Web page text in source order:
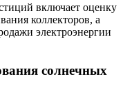
включает оценку
коллекторов, а
электроэнергии
солнечных